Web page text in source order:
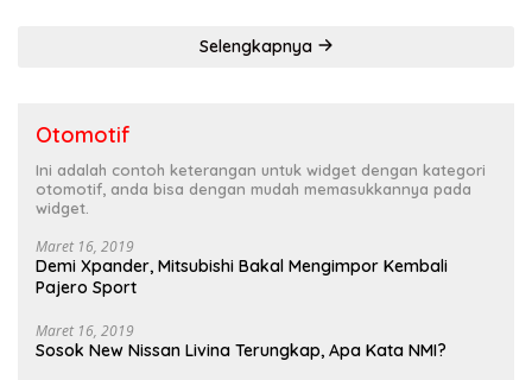
Selengkapnya
Otomotif
Ini adalah contoh keterangan untuk widget dengan kategori
otomotif, anda bisa dengan mudah memasukkannya pada
widget.
Maret 16, 2019
Demi Xpander, Mitsubishi Bakal Mengimpor Kembali
Pajero Sport
Maret 16, 2019
Sosok New Nissan Livina Terungkap, Apa Kata NMI?